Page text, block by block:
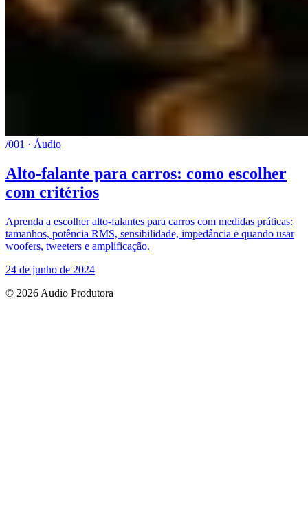
/001 · Áudio
Alto-falante para carros: como escolher
com critérios
Aprenda a escolher alto-falantes para carros com medidas práticas:
tamanhos, potência RMS, sensibilidade, impedância e quando usar
woofers, tweeters e amplificação.
24 de junho de 2024
© 2026 Audio Produtora